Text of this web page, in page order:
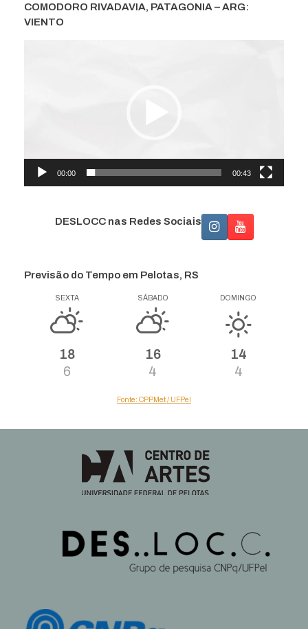
COMODORO RIVADAVIA, PATAGONIA – ARG:
VIENTO
00:00 00:43
DESLOCC nas Redes Sociais
Previsão do Tempo em Pelotas, RS
SEXTA
18
6
SÁBADO
16
4
DOMINGO
14
4
Fonte: CPPMet / UFPel